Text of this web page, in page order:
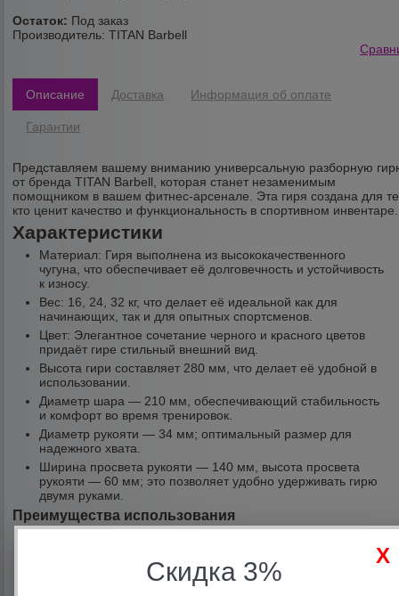
Остаток: Под заказ
Производитель: TITAN Barbell
Описание Доставка Информация об оплате
Гарантии
Представляем вашему вниманию универсальную разборную
от бренда TITAN Barbell, которая станет незаменимым
помощником в вашем фитнес-арсенале. Эта гиря создана для
кто ценит качество и функциональность в спортивном инвентаре.
Характеристики
Материал: Гиря выполнена из высококачественного
чугуна, что обеспечивает её долговечность и устойчивость
к износу.
Вес: 16, 24, 32 кг, что делает её идеальной как для
начинающих, так и для опытных спортсменов.
Цвет: Элегантное сочетание черного и красного цветов
придаёт гире стильный внешний вид.
Высота гири составляет 280 мм, что делает её удобной в
использовании.
Диаметр шара — 210 мм, обеспечивающий стабильность
и комфорт во время тренировок.
Диаметр рукояти — 34 мм; оптимальный размер для
надежного хвата.
Ширина просвета рукояти — 140 мм, высота просвета
рукояти — 60 мм; это позволяет удобно удерживать гирю
двумя руками.
Преимущества использования
различных типов тренировок — от силовых упражнений до
кардиотренировок.Скидка 3%